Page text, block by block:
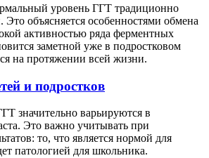
уровень ГГТ традиционно
объясняется особенностями обмена
активностью ряда ферментных
заметной уже в подростковом
на протяжении всей жизни.
и подростков
значительно варьируются в
Это важно учитывать при
то, что является нормой для
патологией для школьника.